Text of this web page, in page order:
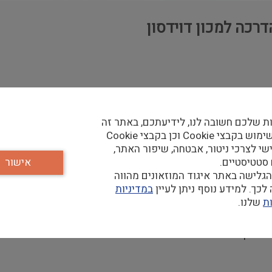
למכון דוידסון
ויצמן למדע. אנו יוזמים, מארגנים ומפעילים קשת רחבה של
בהטמעה של פעילויות בהתאם לתפיסות ההדרכה של
הפדגוגית של התוכניות.
מתודולוגיות משוב והערכה.
הטמעה לפעילויות.
מעולם ההדרכה.
ארגון.
שלכם חשובה לנו, לידיעתכם, באתר זה
נעשה שימוש בקבצי Cookie וכן בקבצי Cookie
לצרכי ניטור, אבטחה, שיפור האתר,
סטטיסטיים.
באתר איגוד המוזאונים מהווה
למידע נוסף ניתן לעייןבמדיניות
שלנו.
אישור